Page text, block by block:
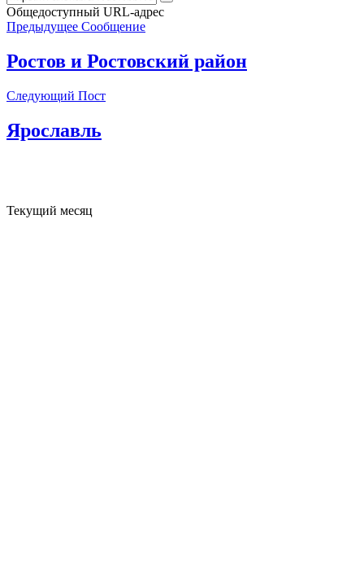
Общедоступный URL-адрес
Предыдущее Сообщение
Ростов и Ростовский район
Следующий Пост
Ярославль
Текущий месяц